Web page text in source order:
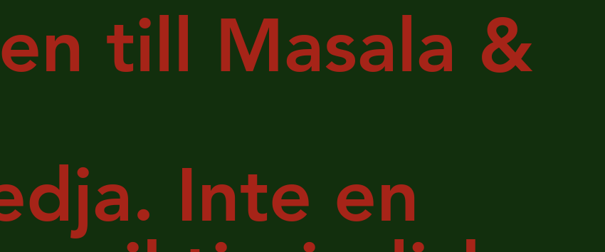
till Masala &
Inte en